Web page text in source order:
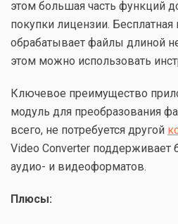
этом большая часть функций
покупки лицензии. Бесплатная
обрабатывает файлы длиной
этом можно использовать
Ключевое преимущество
модуль для преобразования
всего, не потребуется другой
Video Converter поддерживает
аудио- и видеоформатов.
Плюсы: